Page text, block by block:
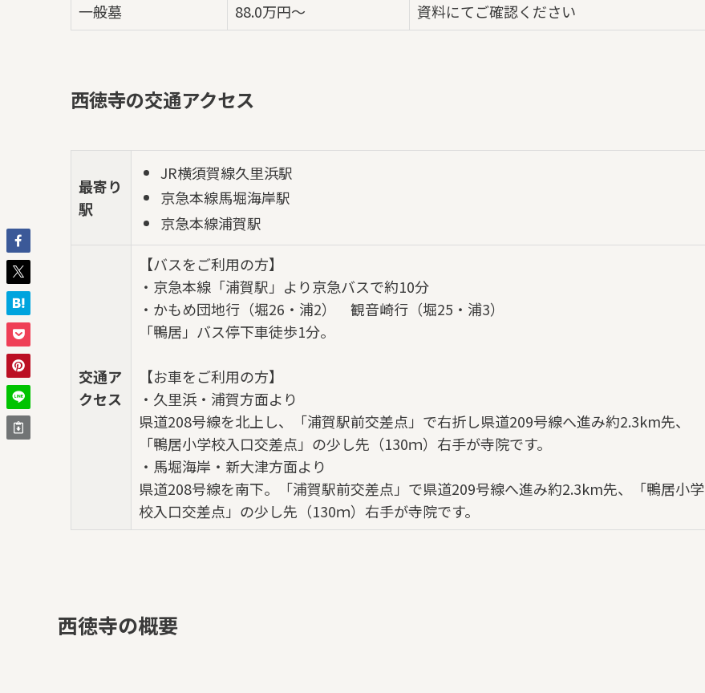
一般墓
88.0万円～ 資料にてご確認ください
西徳寺の交通アクセス
最寄り
駅
JR横須賀線久里浜駅
京急本線馬堀海岸駅
京急本線浦賀駅
交通ア
クセス
【バスをご利用の方】
・京急本線「浦賀駅」より京急バスで約10分
・かもめ団地行（堀26・浦2） 観音崎行（堀25・浦3）
「鴨居」バス停下車徒歩1分。
【お車をご利用の方】
・久里浜・浦賀方面より
県道208号線を北上し、「浦賀駅前交差点」で右折し県道209号線へ進み約2.3km先、
「鴨居小学校入口交差点」の少し先（130ｍ）右手が寺院です。
・馬堀海岸・新大津方面より
県道208号線を南下。「浦賀駅前交差点」で県道209号線へ進み約2.3km先、「鴨居小学
校入口交差点」の少し先（130ｍ）右手が寺院です。
西徳寺の概要